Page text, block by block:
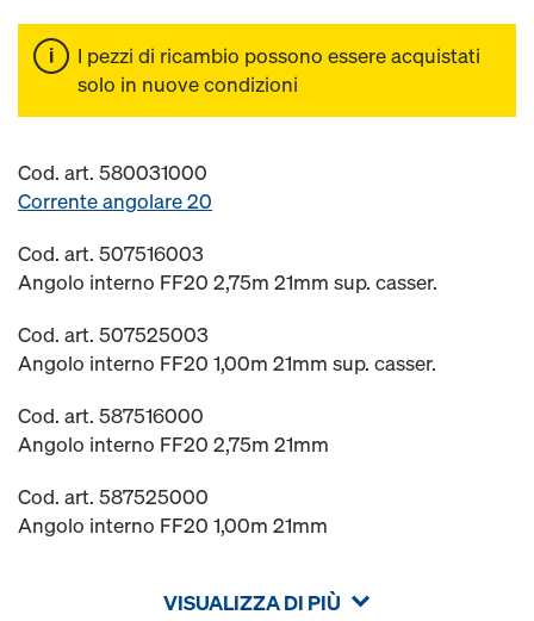
I pezzi di ricambio possono essere acquistati
solo in nuove condizioni
Cod. art. 580031000
Corrente angolare 20
Cod. art. 507516003
Angolo interno FF20 2,75m 21mm sup. casser.
Cod. art. 507525003
Angolo interno FF20 1,00m 21mm sup. casser.
Cod. art. 587516000
Angolo interno FF20 2,75m 21mm
Cod. art. 587525000
Angolo interno FF20 1,00m 21mm
VISUALIZZA DI PIÙ